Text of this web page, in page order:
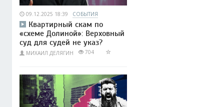
09.12.2025 18:39 СОБЫТИЯ
Квартирный скам по
«схеме Долиной»: Верховный
суд для судей не указ?
МИХАИЛ ДЕЛЯГИН 704